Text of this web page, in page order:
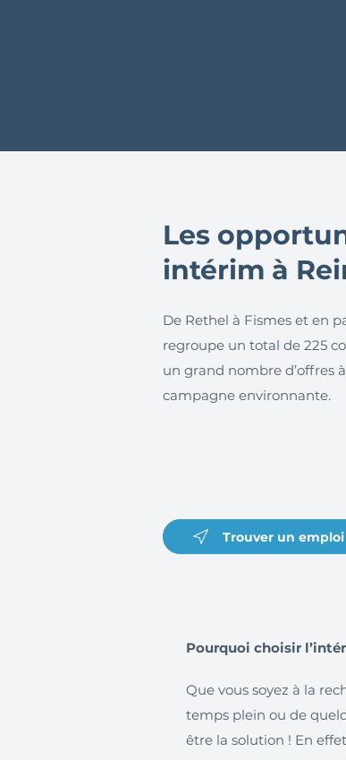
Les
intérim à
De Rethel à Fismes et en
regroupe un total de 225
un grand nombre d’offres
campagne environnante.
Trouver un emploi
Pourquoi choisir
Que vous soyez à la
temps plein ou de
être la solution ! En